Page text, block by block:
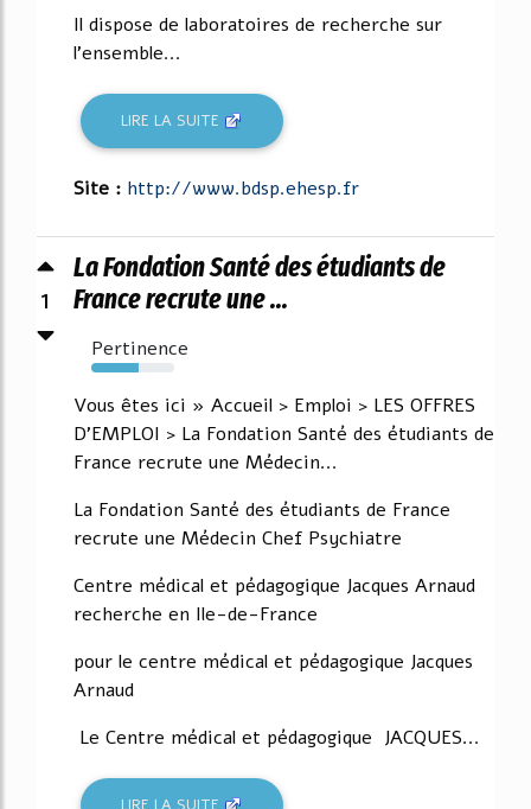
Il dispose de laboratoires de recherche sur
l'ensemble...
LIRE LA SUITE
Site : http://www.bdsp.ehesp.fr
1
La Fondation Santé des étudiants de
France recrute une ...
Pertinence
57%
Vous êtes ici » Accueil > Emploi > LES OFFRES
D'EMPLOI > La Fondation Santé des étudiants de
France recrute une Médecin...
La Fondation Santé des étudiants de France
recrute une Médecin Chef Psychiatre
Centre médical et pédagogique Jacques Arnaud
recherche en Ile-de-France
pour le centre médical et pédagogique Jacques
Arnaud
Le Centre médical et pédagogique JACQUES...